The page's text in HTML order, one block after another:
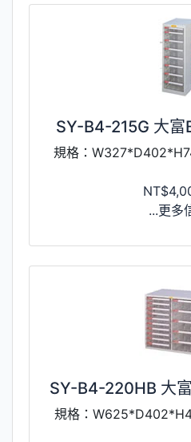
SY-B4-215G 大富
規格：
...更多
SY-B4-220HB 大
規格：